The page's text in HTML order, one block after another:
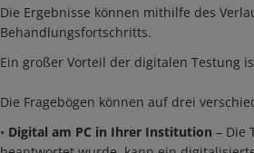
Die Ergebnisse können mithilfe des
Behandlungsfortschritts.
Ein großer Vorteil der digitalen Testung
Die Fragebögen können auf drei
• Digital am PC in Ihrer Institution – Die